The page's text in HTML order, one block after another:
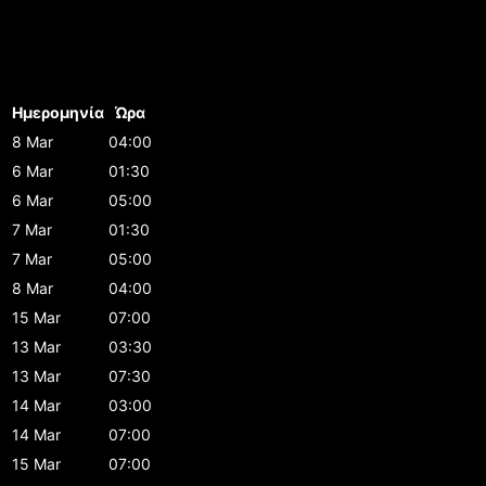
Ημερομηνία Ώρα
8 Mar
04:00
6 Mar
01:30
6 Mar
05:00
7 Mar
01:30
7 Mar
05:00
8 Mar
04:00
15 Mar
07:00
13 Mar
03:30
13 Mar
07:30
14 Mar
03:00
14 Mar
07:00
15 Mar
07:00